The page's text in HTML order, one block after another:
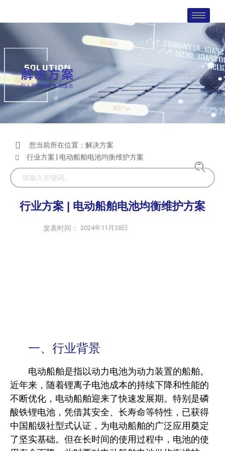
您当前所在位置： 解决方案
行业方案 | 电动船舶电池均衡维护方案
行业方案 | 电动船舶电池均衡维护方案
发表时间： 2024年11月28日
一、行业背景
电动船舶是指以动力电池为动力装置的船舶。
近年来，随着锂离子电池成本的持续下降和性能的
不断优化，电动船舶迎来了快速发展期。特别是磷
酸铁锂电池，凭借其安全、长寿命等特性，已获得
中国船级社型式认证，为电动船舶的广泛应用奠定
了坚实基础。但在长时间的使用过程中，电池的使